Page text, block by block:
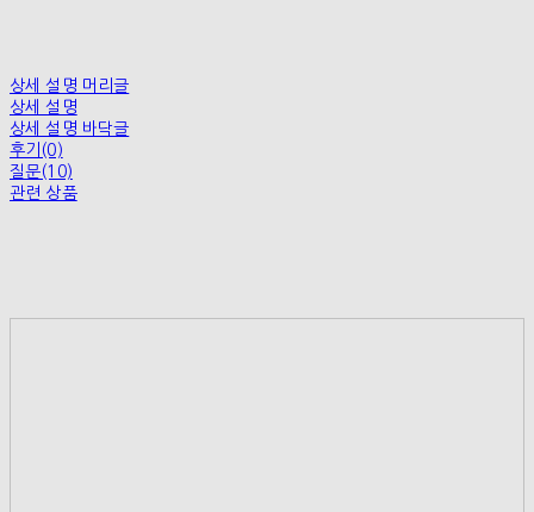
상세 설명 머리글
상세 설명
상세 설명 바닥글
후기(0)
질문(10)
관련 상품